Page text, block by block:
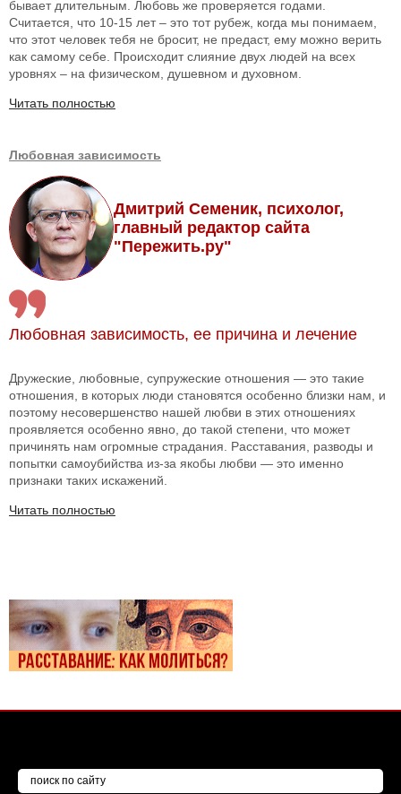
бывает длительным. Любовь же проверяется годами.
Считается, что 10-15 лет – это тот рубеж, когда мы понимаем,
что этот человек тебя не бросит, не предаст, ему можно верить
как самому себе. Происходит слияние двух людей на всех
уровнях – на физическом, душевном и духовном.
Читать полностью
Любовная зависимость
Дмитрий Семеник, психолог,
главный редактор сайта
"Пережить.ру"
Любовная зависимость, ее причина и лечение
Дружеские, любовные, супружеские отношения — это такие
отношения, в которых люди становятся особенно близки нам, и
поэтому несовершенство нашей любви в этих отношениях
проявляется особенно явно, до такой степени, что может
причинять нам огромные страдания. Расставания, разводы и
попытки самоубийства из-за якобы любви — это именно
признаки таких искажений.
Читать полностью